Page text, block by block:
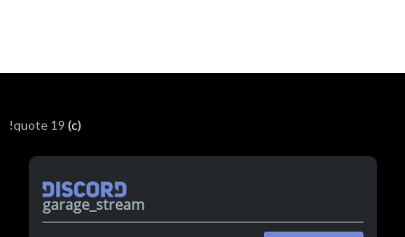
!quote 19 (c)
garage_stream